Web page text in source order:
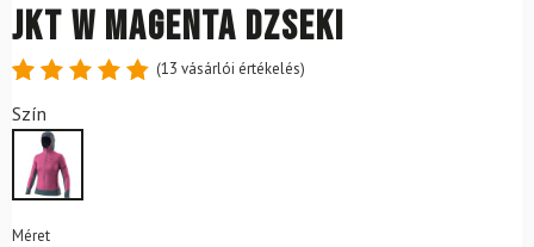
JKT W Magenta dzseki
4.85
5-ből,
értékelés
alapján
(13 vásárlói értékelés)
Szín
Méret